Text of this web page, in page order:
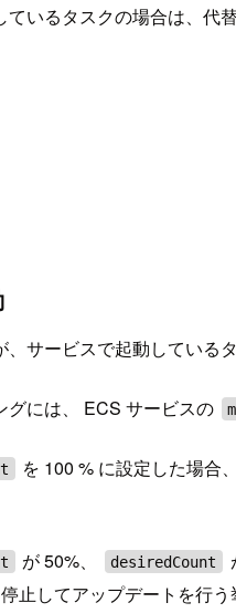
いるタスクの場合は、代
サービスで起動している
グには、 ECS サービスの
を 100 % に設定した場合
が 50%、 desiredCount
止してアップデートを行う